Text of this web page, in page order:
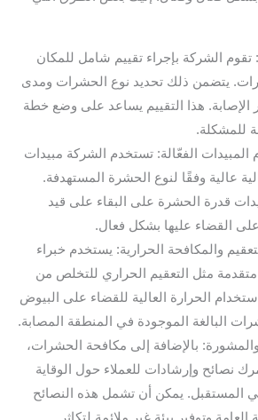
تقوم الشركة بإجراء تقييم شامل للمكان
يتضمن ذلك تحديد نوع الحشرات ومدى
الإصابة. هذا التقييم يساعد على وضع خطة
للمشكلة.
المبيدات الفعّالة: تستخدم الشركة مبيدات
عالية وفقًا لنوع الحشرة المستهدفة.
قدرة الحشرة على البقاء على قيد
على القضاء عليها بشكل فعال.
والمكافحة الحرارية: يستخدم خبراء
متقدمة مثل التعقيم الحراري للتخلص من
الحرارة العالية للقضاء على البيوض
البالغة الموجودة في المنطقة المصابة.
بالإضافة إلى مكافحة الحشرات،
نصائح وإرشادات للعملاء حول الوقاية
المستقبل. يمكن أن تشمل هذه النصائح
العامة وتوفير بيئة غير ملائمة لتكاثر